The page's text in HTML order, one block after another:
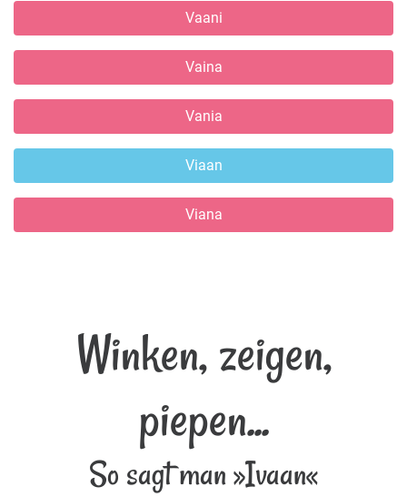
Vaani
Vaina
Vania
Viaan
Viana
Winken, zeigen,
piepen...
So sagt man »Ivaan«